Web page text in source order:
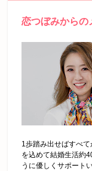
恋つぼみからの
1歩踏み出せばすべ
を込めて結婚生活約
うに優しくサポート